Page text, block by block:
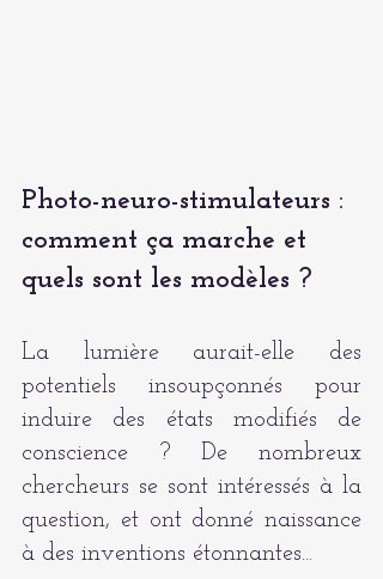
Photo-neuro-stimulateurs :
comment ça marche et
quels sont les modèles ?
La lumière aurait-elle des
potentiels insoupçonnés pour
induire des états modifiés de
conscience ? De nombreux
chercheurs se sont intéressés à la
question, et ont donné naissance
à des inventions étonnantes...